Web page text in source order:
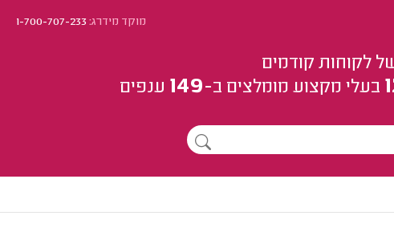
מוקד מידרג:1-700-707-233
לקוחות קודמים
בעלי מקצוע מומלצים ב-149 ענפים